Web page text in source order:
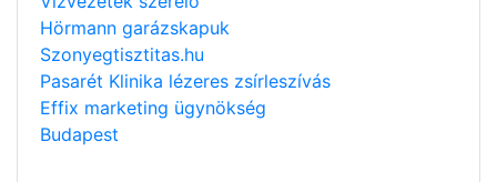
Hörmann garázskapuk
Szonyegtisztitas.hu
Pasarét Klinika lézeres zsírleszívás
Effix marketing ügynökség
Budapest